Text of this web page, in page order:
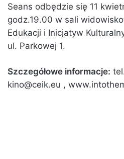
Seans odbędzie się 11
godz.19.00 w sali
Edukacji i Inicjatyw
ul. Parkowej 1.
Szczegółowe informacje:
kino@ceik.eu ,